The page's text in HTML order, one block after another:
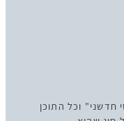
וכל התוכן